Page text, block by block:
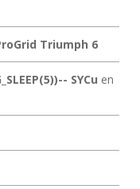
Triumph 6
SYCu en